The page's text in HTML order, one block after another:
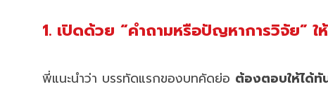
1. เปิดด้วย “คำถามหรือปัญหาการวิจัย”
พี่แนะนำว่า บรรทัดแรกของบทคัดย่อ ต้องตอบให้ได้ทั